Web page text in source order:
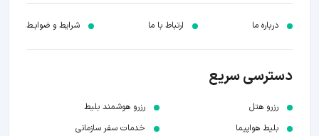
درباره ما ارتباط با ما شرایط و ضوابـط
دسترسی سریع
رزرو هتل
بلیط هواپیما
رزرو هوشمند بلیط
خدمات سفر سازمانی